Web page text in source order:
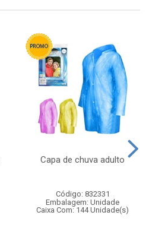
Capa de chuva adulto
Código: 832331
Embalagem: Unidade
Caixa Com: 144 Unidade(s)